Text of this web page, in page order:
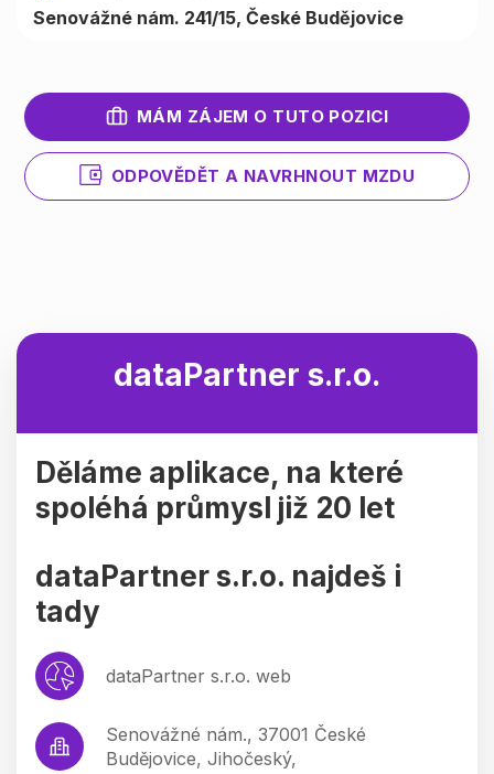
Senovážné nám. 241/15, České Budějovice
MÁM ZÁJEM O TUTO POZICI
ODPOVĚDĚT A NAVRHNOUT MZDU
dataPartner s.r.o.
Děláme aplikace, na které
spoléhá průmysl již 20 let
dataPartner s.r.o. najdeš i
tady
dataPartner s.r.o. web
Senovážné nám., 37001 České
Budějovice, Jihočeský,